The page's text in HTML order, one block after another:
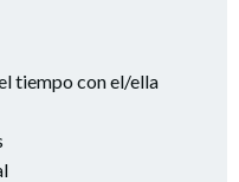
tiempo con el/ella